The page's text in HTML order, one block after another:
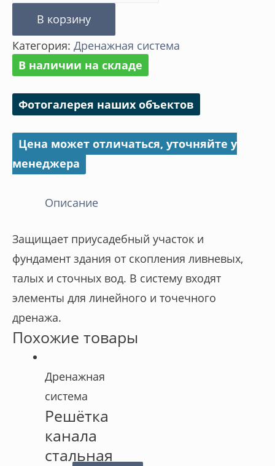
товара
Крепёж
решётки
В корзину
Категория: Дренажная система
В наличии на складе
Фотогалерея наших объектов
Цена может отличаться, уточняйте у
менеджера
Описание
Защищает приусадебный участок и
фундамент здания от скопления ливневых,
талых и сточных вод. В систему входят
элементы для линейного и точечного
дренажа.
Похожие товары
Дренажная
система
Решётка
канала
стальная